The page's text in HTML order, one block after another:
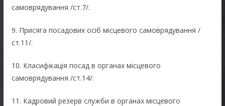
самоврядування /ст.7/.
9. Присяга посадових осіб місцевого самоврядування /
ст.11/.
10. Класифікація посад в органах місцевого
самоврядування /ст.14/.
11. Кадровий резерв служби в органах місцевого